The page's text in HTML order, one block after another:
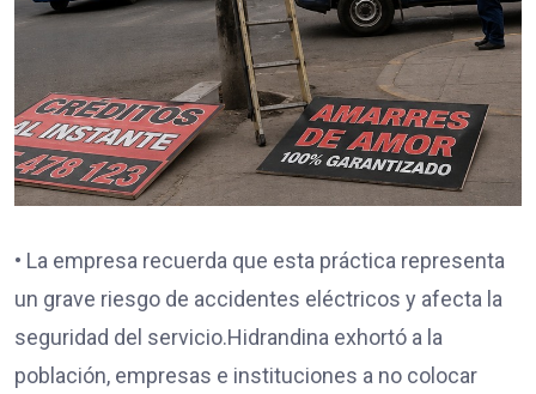
• La empresa recuerda que esta práctica representa
un grave riesgo de accidentes eléctricos y afecta la
seguridad del servicio.Hidrandina exhortó a la
población, empresas e instituciones a no colocar